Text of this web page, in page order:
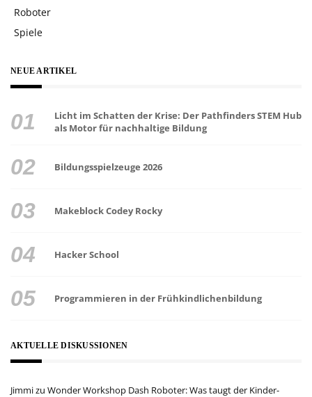
Roboter
Spiele
NEUE ARTIKEL
Licht im Schatten der Krise: Der Pathfinders STEM Hub
als Motor für nachhaltige Bildung
Bildungsspielzeuge 2026
Makeblock Codey Rocky
Hacker School
Programmieren in der Frühkindlichenbildung
AKTUELLE DISKUSSIONEN
Jimmizu Wonder Workshop Dash Roboter: Was taugt der Kinder-